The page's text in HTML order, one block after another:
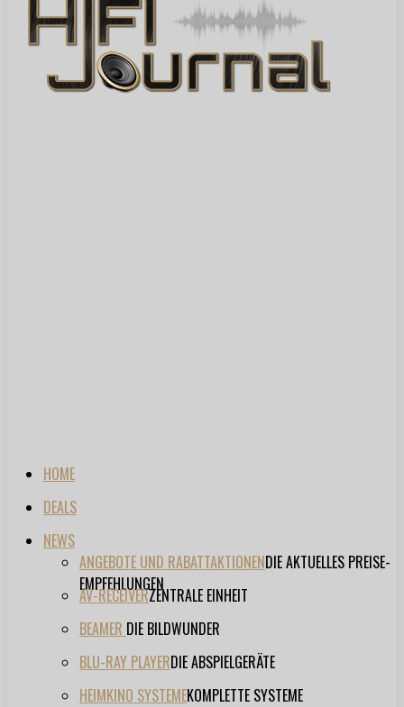
HOME
DEALS
NEWS
ANGEBOTE UND RABATTAKTIONENDIE AKTUELLES PREISE-
EMPFEHLUNGEN
AV-RECEIVERZENTRALE EINHEIT
BEAMER DIE BILDWUNDER
BLU-RAY PLAYERDIE ABSPIELGERÄTE
HEIMKINO SYSTEMEKOMPLETTE SYSTEME